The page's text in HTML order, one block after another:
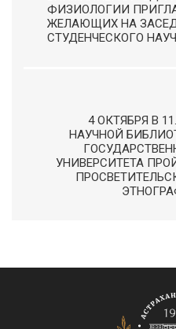
ФИЗИОЛОГИИ
ЖЕЛАЮЩИХ НА
СТУДЕНЧЕСКОГО
4 ОКТЯБРЯ В
НАУЧНОЙ
УНИВЕРСИТЕТА